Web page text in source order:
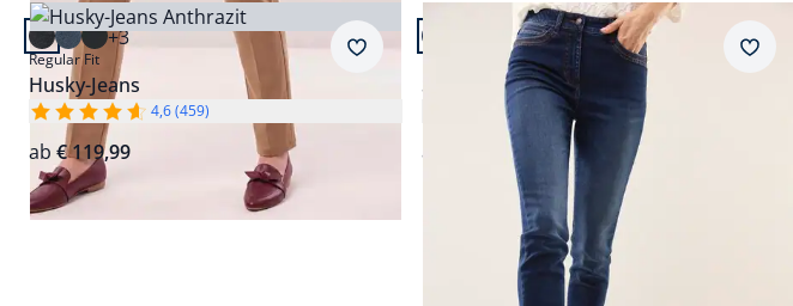
Artikel 9 von 20.
Passform Regular Fit.
+3
Regular Fit
Husky-Jeans
4,6 (459)
ab € 119,99
Merkzettel
Artikel 10 von 20.
Passform Regular Fit.
Regular Fit
Skinny Jeans
4,0 (5)
ab € 119,99